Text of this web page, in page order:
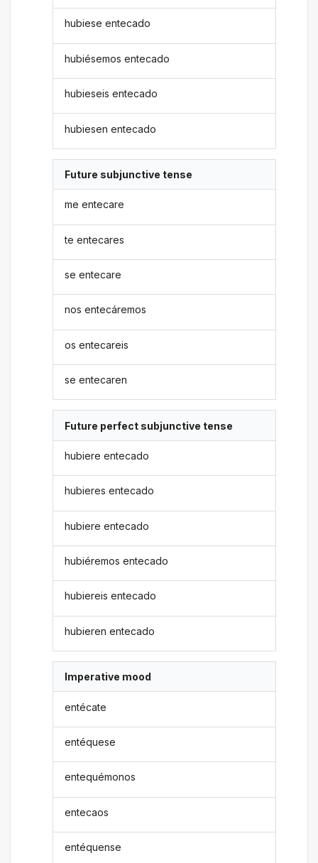
hubiese entecado
hubiésemos entecado
hubieseis entecado
hubiesen entecado
Future subjunctive tense
me entecare
te entecares
se entecare
nos entecáremos
os entecareis
se entecaren
Future perfect subjunctive tense
hubiere entecado
hubieres entecado
hubiere entecado
hubiéremos entecado
hubiereis entecado
hubieren entecado
Imperative mood
entécate
entéquese
entequémonos
entecaos
entéquense